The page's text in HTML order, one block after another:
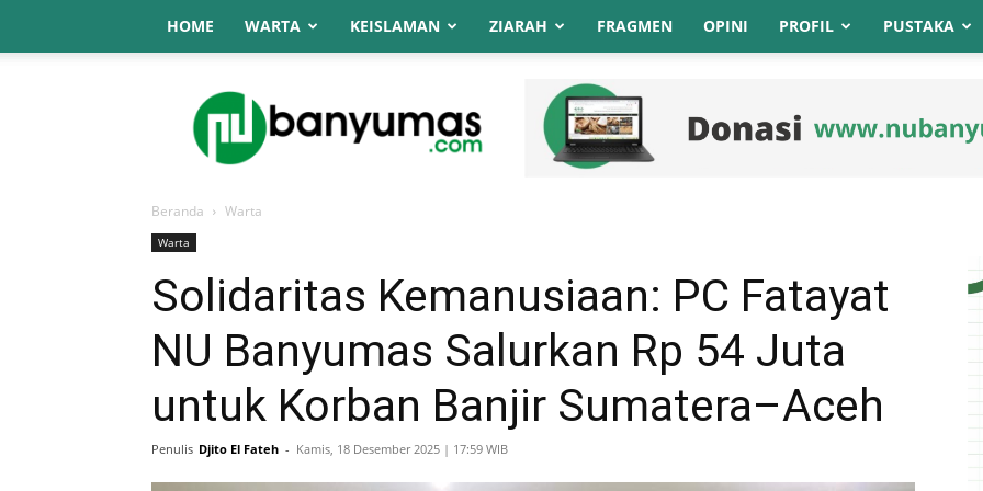
HOME WARTA KEISLAMAN ZIARAH FRAGMEN OPINI PROFIL PUSTAKA
NU
Online
Banyumas
Beranda Warta
Warta
Solidaritas Kemanusiaan: PC Fatayat
NU Banyumas Salurkan Rp 54 Juta
untuk Korban Banjir Sumatera–Aceh
Penulis Djito El Fateh - Kamis, 18 Desember 2025 | 17:59 WIB